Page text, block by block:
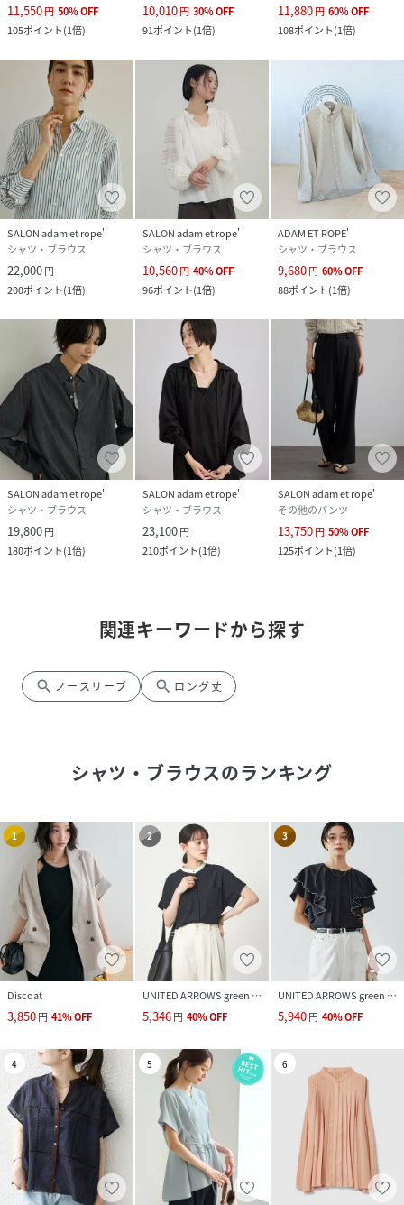
11,550円 50%OFF
105ポイント(1倍)
10,010円 30%OFF
91ポイント(1倍)
11,880円 60%OFF
108ポイント(1倍)
SALON adam et rope'
シャツ・ブラウス
22,000円
200ポイント(1倍)
SALON adam et rope'
シャツ・ブラウス
10,560円 40%OFF
96ポイント(1倍)
ADAM ET ROPE'
シャツ・ブラウス
9,680円 60%OFF
88ポイント(1倍)
SALON adam et rope'
シャツ・ブラウス
19,800円
180ポイント(1倍)
SALON adam et rope'
シャツ・ブラウス
23,100円
210ポイント(1倍)
SALON adam et rope'
その他のパンツ
13,750円 50%OFF
125ポイント(1倍)
関連キーワードから探す
search ノースリーブ search ロング丈
シャツ・ブラウスのランキング
1
Discoat
3,850円 41%OFF
2
UNITED ARROWS green label relaxing
5,346円 40%OFF
3
UNITED ARROWS green label relaxing
5,940円 40%OFF
4 5 6